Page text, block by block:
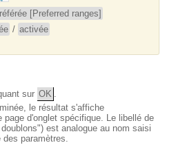
[Preferred ranges]
/ activée
sur OK .
le résultat s'affiche
page d'onglet spécifique. Le libellé de
est analogue au nom saisi
paramètres.